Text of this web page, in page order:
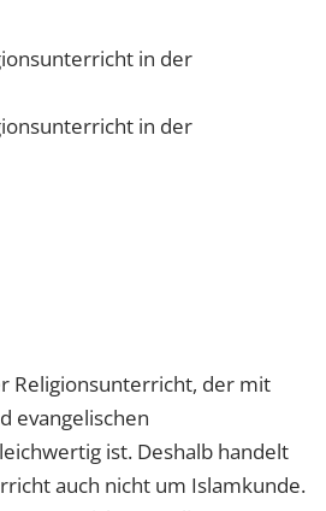
in der
in der
Religionsunterricht, der mit
evangelischen
ist. Deshalb handelt
auch nicht um Islamkunde.